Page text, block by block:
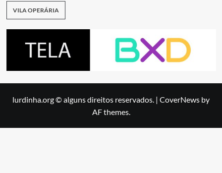
VILA OPERÁRIA
lurdinha.org © alguns direitos reservados. | CoverNews by
AF themes.